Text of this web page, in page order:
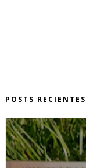
POSTS RECIENTES